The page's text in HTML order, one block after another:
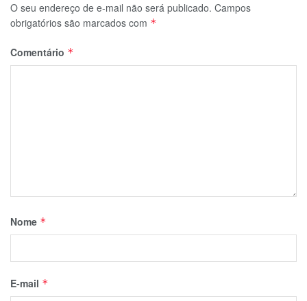
O seu endereço de e-mail não será publicado. Campos
obrigatórios são marcados com *
Comentário *
Nome *
E-mail *